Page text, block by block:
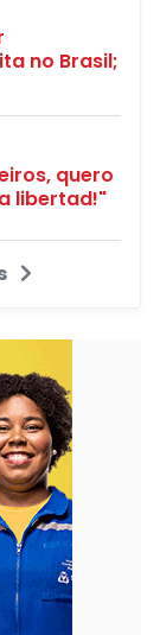
no Brasil;
quero
libertad!"